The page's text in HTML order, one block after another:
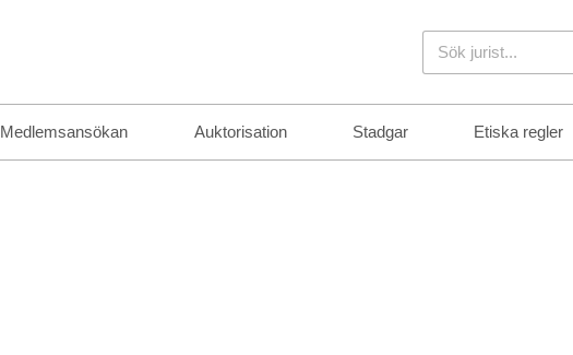
Sök
Medlemsansökan Auktorisation Stadgar Etiska regler